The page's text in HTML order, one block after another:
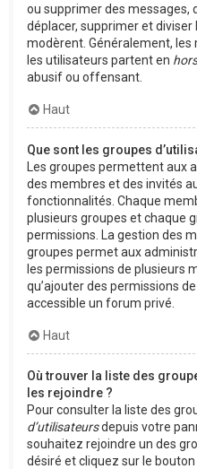
ou supprimer des messages,
déplacer, supprimer et diviser
modèrent. Généralement,
les utilisateurs partent en
abusif ou offensant.
Haut
Que sont les groupes
Les groupes permettent aux
des membres et des invités
fonctionnalités. Chaque
plusieurs groupes et chaque
permissions. La gestion des
groupes permet aux
les permissions de plusieurs
qu’ajouter des permissions
accessible un forum privé.
Haut
Où trouver la liste des
les rejoindre ?
Pour consulter la liste des
d’utilisateursdepuis votre
souhaitez rejoindre un des
désiré et cliquez sur le